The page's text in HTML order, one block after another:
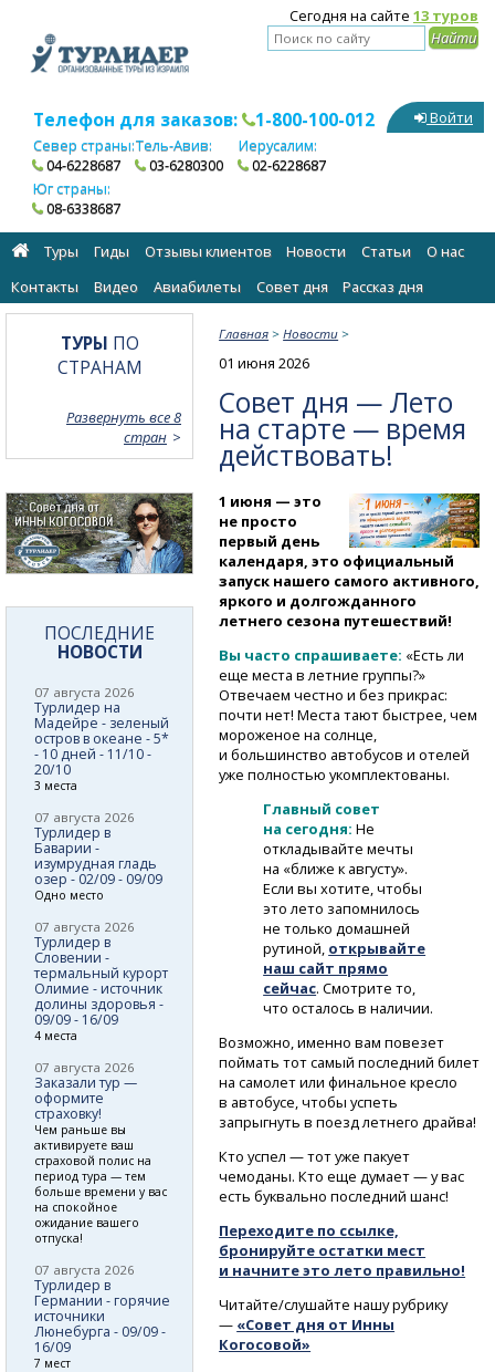
Сегодня на сайте 13 туров
Телефон для заказов: 1-800-100-012
Север страны:
04-6228687
Тель-Авив:
03-6280300
Иерусалим:
02-6228687
Юг страны:
08-6338687
Войти
Туры Гиды Отзывы клиентов Новости Статьи
О нас
Контакты
Видео Авиабилеты Cовет дня Рассказ дня
Главная >Новости >
01 июня 2026
Совет дня — Лето
на старте — время
действовать!
1 июня — это
не просто
первый день
календаря, это официальный
запуск нашего самого активного,
яркого и долгожданного
летнего сезона путешествий!
Вы часто спрашиваете: «Есть ли
еще места в летние группы?»
Отвечаем честно и без прикрас:
почти нет! Места тают быстрее, чем
мороженое на солнце,
и большинство автобусов и отелей
уже полностью укомплектованы.
Главный совет
на сегодня: Не
откладывайте мечты
на «ближе к августу».
Если вы хотите, чтобы
это лето запомнилось
не только домашней
рутиной, открывайте
наш сайт прямо
сейчас. Смотрите то,
что осталось в наличии.
Возможно, именно вам повезет
поймать тот самый последний билет
на самолет или финальное кресло
в автобусе, чтобы успеть
запрыгнуть в поезд летнего драйва!
Кто успел — тот уже пакует
чемоданы. Кто еще думает — у вас
есть буквально последний шанс!
Переходите по ссылке,
бронируйте остатки мест
и начните это лето правильно!
Читайте/слушайте нашу рубрику
— «Совет дня от Инны
Когосовой»
ТУРЫ ПО
СТРАНАМ
Развернуть все 8
стран
ПОСЛЕДНИЕ
НОВОСТИ
07 августа 2026
Турлидер на
Мадейре - зеленый
остров в океане - 5*
- 10 дней - 11/10 -
20/10
3 места
07 августа 2026
Турлидер в
Баварии -
изумрудная гладь
озер - 02/09 - 09/09
Одно место
07 августа 2026
Турлидер в
Словении -
термальный курорт
Олимие - источник
долины здоровья -
09/09 - 16/09
4 места
07 августа 2026
Заказали тур —
оформите
страховку!
Чем раньше вы
активируете ваш
страховой полис на
период тура — тем
больше времени у вас
на спокойное
ожидание вашего
отпуска!
07 августа 2026
Турлидер в
Германии - горячие
источники
Люнебурга - 09/09 -
16/09
7 мест